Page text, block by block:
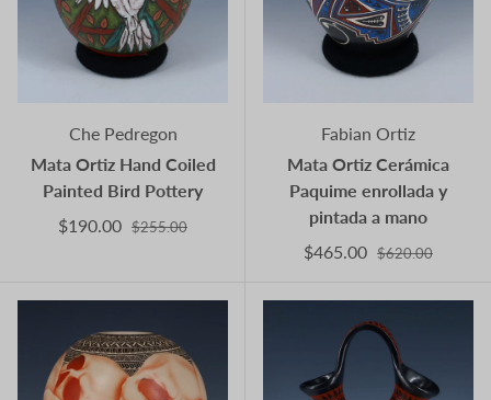
Che Pedregon
Mata Ortiz Hand Coiled
Painted Bird Pottery
$190.00 $255.00
Fabian Ortiz
Mata Ortiz Cerámica
Paquime enrollada y
pintada a mano
$465.00 $620.00